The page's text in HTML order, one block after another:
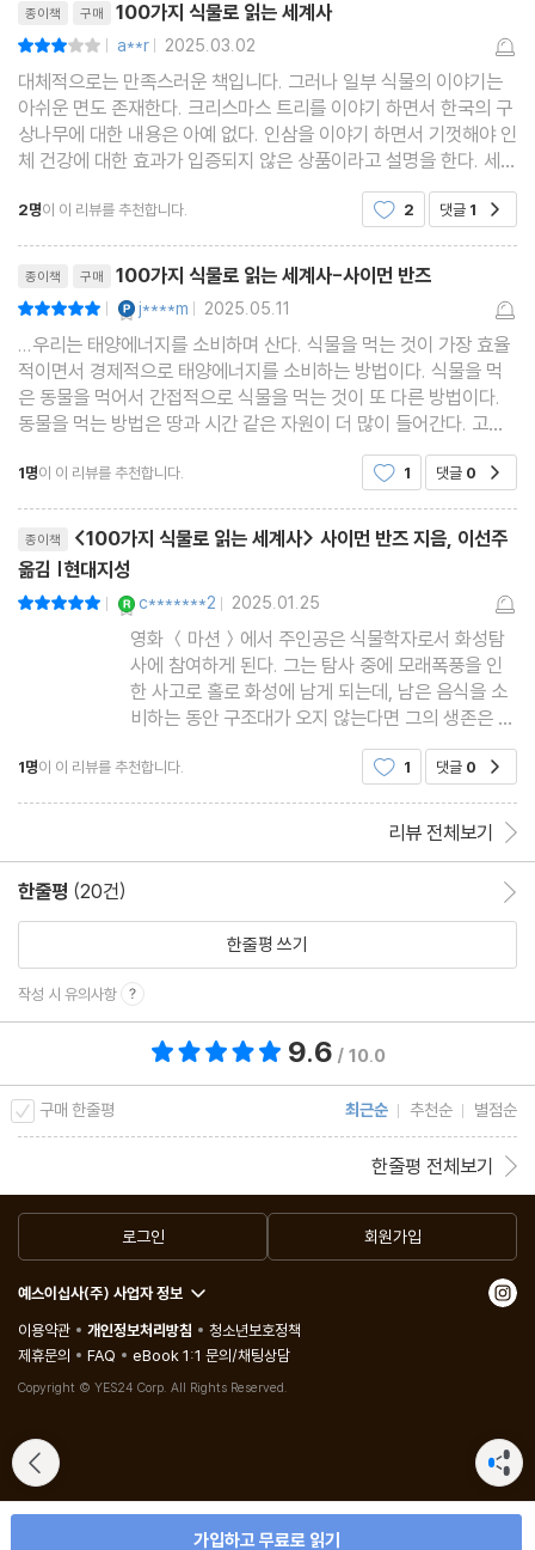
048 마늘
049 디기탈리스
050 포도
051 식용버섯
052 호장근
053 대나무
054 차나무
055 조롱박
056 미국담쟁이덩굴
057 아편양귀비
058 바나나
060 콩
061 독버섯
062 티크나무
069 오이
070 쐐기풀
071 칸디다 알비칸스
072 카카오나무
073 딸기
076 애기장대
077 튤립
079 사탕수수
080 호랑가시나무
081 건조 부후균
082 올리브나무
083 라플레시아
084 토마토
086 독미나리
087 양배추
종이책 구매 100가지 식물로 읽는 세계사
| a**r | 2025.03.02
대체적으로는 만족스러운 책입니다. 그러나 일부 식물의 이야기는
아쉬운 면도 존재한다. 크리스마스 트리를 이야기 하면서 한국의 구
상나무에 대한 내용은 아예 없다. 인삼을 이야기 하면서 기껏해야 인
체 건강에 대한 효과가 입증되지 않은 상품이라고 설명을 한다. 세계
사 적으로 가장 중요한 식물인 후추는 다르지 않으며 사탕수수의 경
우 가장 중요할 노예무역에 대해 구체적으로 다
2명이 이 리뷰를 추천합니다. 2 댓글 1
종이책 구매 100가지 식물로 읽는 세계사-사이먼 반즈
| j****m | 2025.05.11
...우리는 태양에너지를 소비하며 산다. 식물을 먹는 것이 가장 효율
적이면서 경제적으로 태양에너지를 소비하는 방법이다. 식물을 먹
은 동물을 먹어서 간접적으로 식물을 먹는 것이 또 다른 방법이다.
동물을 먹는 방법은 땅과 시간 같은 자원이 더 많이 들어간다. 고기
는 원래 사람들이 대부분 일상적으로 먹을 수 있는 음식이 아니었다.
가끔 먹는 사치스러운 음식이었다. 이제 선진국
1명이 이 리뷰를 추천합니다. 1 댓글 0
종이책
<100가지 식물로 읽는 세계사> 사이먼 반즈 지음, 이선주
옮김 |현대지성
| c*******2 | 2025.01.25
영화 ＜마션＞에서 주인공은 식물학자로서 화성탐
사에 참여하게 된다. 그는 탐사 중에 모래폭풍을 인
한 사고로 홀로 화성에 남게 되는데, 남은 음식을 소
비하는 동안 구조대가 오지 않는다면 그의 생존은 힘
들 것이다.그러던 중 그는 기지 안에서 감자를 발견
한다. 그리고 우여곡절 끝에 감자에 싹을 틔우고 감
1명이 이 리뷰를 추천합니다. 1 댓글 0
리뷰 전체보기
한줄평 (20건)
한줄평 쓰기
작성 시 유의사항
9.6 / 10.0
구매 한줄평 최근순 추천순 별점순
한줄평 전체보기
가입하고 무료로 읽기
로그인 회원가입
예스이십사(주) 사업자 정보
이용약관
개인정보처리방침
청소년보호정책
제휴문의
FAQ eBook 1:1 문의/채팅상담
Copyright © YES24 Corp. All Rights Reserved.